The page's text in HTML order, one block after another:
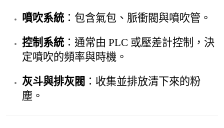
噴吹系統 ：包含氣包、脈衝閥與噴吹管。
控制系統 ：通常由 PLC 或壓差計控制，決
定噴吹的頻率與時機。
灰斗與排灰閥 ：收集並排放清下來的粉
塵。